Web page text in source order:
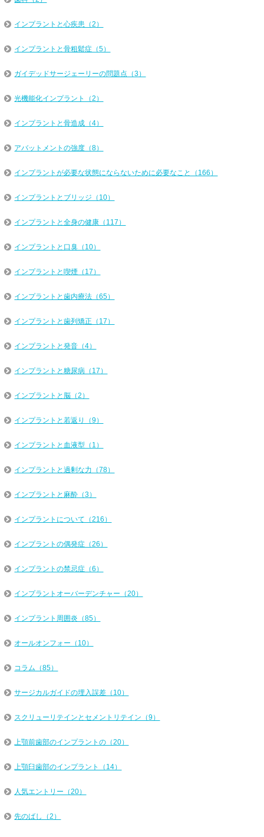
インプラントと心疾患（2）
インプラントと骨粗鬆症（5）
ガイデッドサージェーリーの問題点（3）
光機能化インプラント（2）
インプラントと骨造成（4）
アバットメントの強度（8）
インプラントが必要な状態にならないために必要なこと（166）
インプラントとブリッジ（10）
インプラントと全身の健康（117）
インプラントと口臭（10）
インプラントと喫煙（17）
インプラントと歯内療法（65）
インプラントと歯列矯正（17）
インプラントと発音（4）
インプラントと糖尿病（17）
インプラントと脳（2）
インプラントと若返り（9）
インプラントと血液型（1）
インプラントと過剰な力（78）
インプラントと麻酔（3）
インプラントについて（216）
インプラントの偶発症（26）
インプラントの禁忌症（6）
インプラントオーバーデンチャー（20）
インプラント周囲炎（85）
オールオンフォー（10）
コラム（85）
サージカルガイドの埋入誤差（10）
スクリューリテインとセメントリテイン（9）
上顎前歯部のインプラントの（20）
上顎臼歯部のインプラント（14）
人気エントリー（20）
先のばし（2）